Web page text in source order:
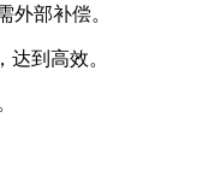
外部补偿。
到高效。